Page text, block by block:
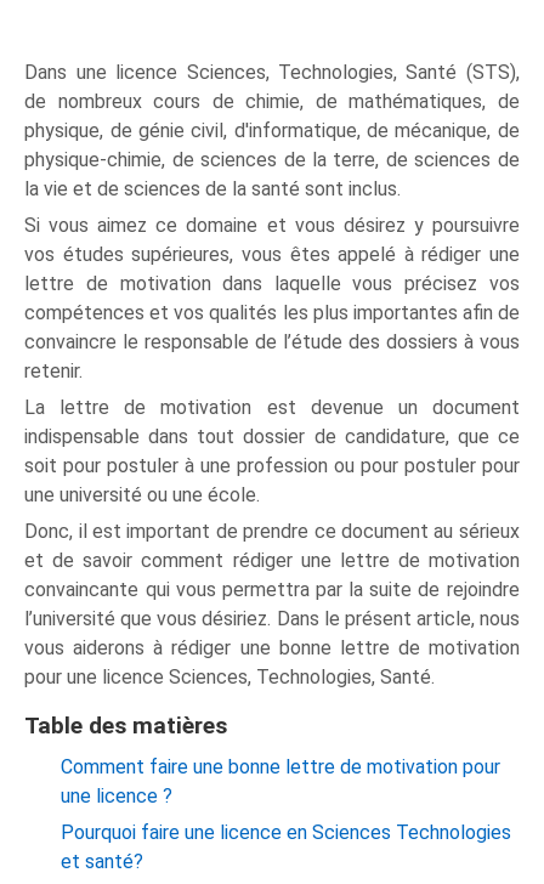
Dans une licence Sciences, Technologies, Santé (STS),
de nombreux cours de chimie, de mathématiques, de
physique, de génie civil, d'informatique, de mécanique, de
physique-chimie, de sciences de la terre, de sciences de
la vie et de sciences de la santé sont inclus.
Si vous aimez ce domaine et vous désirez y poursuivre
vos études supérieures, vous êtes appelé à rédiger une
lettre de motivation dans laquelle vous précisez vos
compétences et vos qualités les plus importantes afin de
convaincre le responsable de l’étude des dossiers à vous
retenir.
La lettre de motivation est devenue un document
indispensable dans tout dossier de candidature, que ce
soit pour postuler à une profession ou pour postuler pour
une université ou une école.
Donc, il est important de prendre ce document au sérieux
et de savoir comment rédiger une lettre de motivation
convaincante qui vous permettra par la suite de rejoindre
l’université que vous désiriez. Dans le présent article, nous
vous aiderons à rédiger une bonne lettre de motivation
pour une licence Sciences, Technologies, Santé.
Table des matières
Comment faire une bonne lettre de motivation pour
une licence ?
Pourquoi faire une licence en Sciences Technologies
et santé?